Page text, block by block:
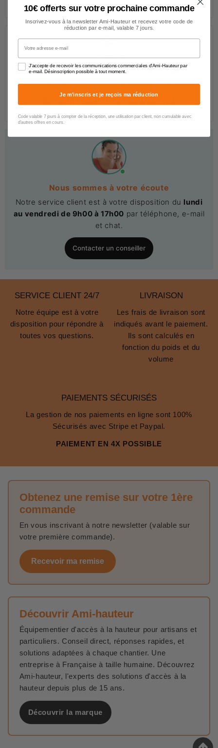
Livraison
Les frais de livraison sont indiqués avant le paiement.
Nous sommes à votre écoute
Notre service client est à votre disposition du lundi
au vendredi de 9h00 à 17h00 par téléphone, e-mail
et chat.
Contacter un conseiller
SERVICE CLIENT 24/7
Notre équipe est à votre
disposition pour répondre à
toutes vos questions.
LIVRAISON
Les frais de livraison sont
indiqués avant le paiement.
Ils sont calculés en
fonction du poids et du
volume
PAIEMENTS SÉCURISÉS
La gestion de nos paiements en ligne sont 100%
Sécurisés avec Stripe et Paypal.
PAIEMENT EN 4X POSSIBLE
Obtenez une remise sur votre 1ère
commande
En vous inscrivant à notre newsletter (valable sur
votre première commande).
Recevoir ma remise
Découvrir Ami-hauteur
Équipementier d'accès à la hauteur pour artisans et
particuliers. Conseil direct, réponses rapides, et
solutions adaptées à chaque chantier. Une
entreprise à Française à taille humaine. Découvrez
Ami-hauteur, l'experts des solutions d'accès à la
hauteur depuis plus de 15 ans.
Découvrir la marque
10€ offerts sur votre prochaine commande
Inscrivez-vous à la newsletter Ami-Hauteur et recevez votre code de
réduction par e-mail, valable 7 jours.
Votre adresse e-mail
J'accepte de recevoir les communications commerciales d'Ami-Hauteur par
e-mail. Désinscription possible à tout moment.
Je m'inscris et je reçois ma réduction
Code valable 7 jours à compter de la réception, une utilisation par client, non cumulable avec
d'autres offres en cours.